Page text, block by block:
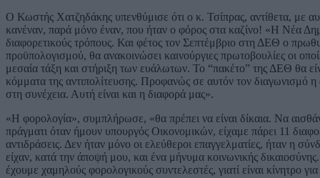
Ο Κωστής Χατζηδάκης υπενθύμισε ότι ο κ. Τσίπρας, αντίθετα, με
κανέναν, παρά μόνο έναν, που ήταν ο φόρος στα καζίνο! «Η Νέα
διαφορετικούς τρόπους. Και φέτος τον Σεπτέμβριο στη ΔΕΘ ο
προϋπολογισμού, θα ανακοινώσει καινούργιες πρωτοβουλίες οι
μεσαία τάξη και στήριξη των ευάλωτων. Το “πακέτο” της ΔΕΘ θα
κόμματα της αντιπολίτευσης. Προφανώς σε αυτόν τον διαγωνισμό
στη συνέχεια. Αυτή είναι και η διαφορά μας».
«Η φορολογία», συμπλήρωσε, «θα πρέπει να είναι δίκαια. Να
πράγματι όταν ήμουν υπουργός Οικονομικών, είχαμε πάρει 11
αντιδράσεις. Δεν ήταν μόνο οι ελεύθεροι επαγγελματίες, ήταν η
είχαν, κατά την άποψή μου, και ένα μήνυμα κοινωνικής
έχουμε χαμηλούς φορολογικούς συντελεστές, γιατί είναι κίνητρο